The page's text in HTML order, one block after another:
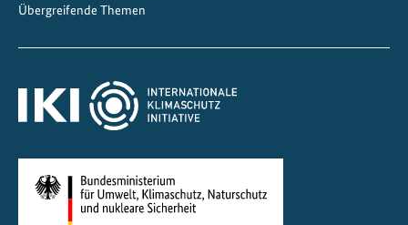
t
Übergreifende Themen